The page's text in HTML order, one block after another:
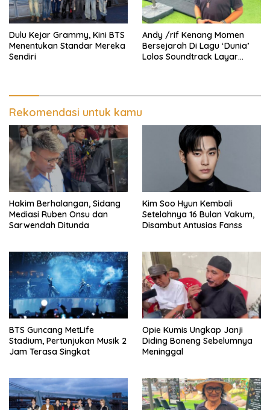
Dulu Kejar Grammy, Kini BTS
Menentukan Standar Mereka
Sendiri
Andy /rif Kenang Momen
Bersejarah Di Lagu ‘Dunia’
Lolos Soundtrack Layar
Rekomendasi untuk kamu
Hakim Berhalangan, Sidang
Mediasi Ruben Onsu dan
Sarwendah Ditunda
Kim Soo Hyun Kembali
Setelahnya 16 Bulan Vakum,
Disambut Antusias Fanss
BTS Guncang MetLife
Stadium, Pertunjukan Musik 2
Jam Terasa Singkat
Opie Kumis Ungkap Janji
Diding Boneng Sebelumnya
Meninggal